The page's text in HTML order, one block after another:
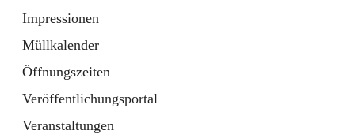
Impressionen
Müllkalender
Öffnungszeiten
Veröffentlichungsportal
Veranstaltungen
Bürgerservice
10 Schnellzugriffe